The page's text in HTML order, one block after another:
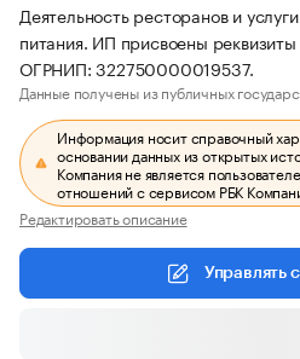
Деятельность ресторанов и
питания. ИП присвоены
ОГРНИП: 322750000019537.
Данные получены из публичных
Информация носит справочный
основании данных из открытых
Компания не является
отношений с сервисом РБК
Редактировать описание
Управлять